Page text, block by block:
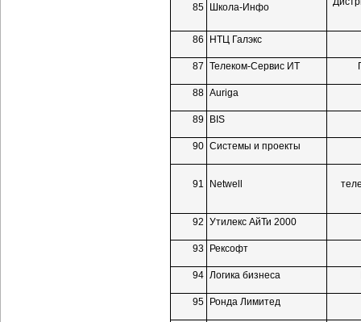
85 Школа-Инфо
86 НТЦ Галэкс
87 Телеком-Сервис ИТ
88 Auriga
89 BIS
90 Системы и проекты
91 Netwell
92 Утилекс АйТи 2000
93 Рексофт
94 Логика бизнеса
95 Ронда Лимитед